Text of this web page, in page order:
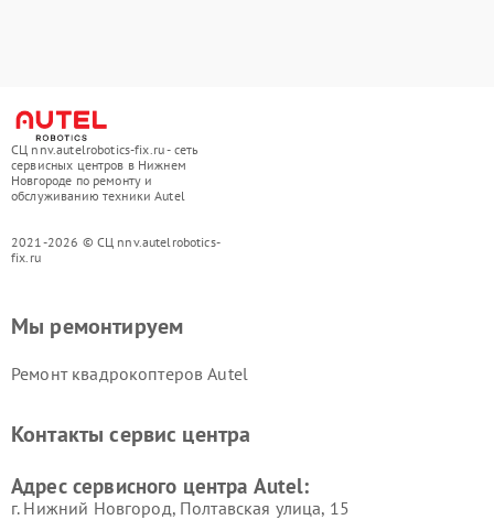
СЦ nnv.autelrobotics-fix.ru - сеть
сервисных центров в Нижнем
Новгороде по ремонту и
обслуживанию техники Autel
2021-2026 © СЦ nnv.autelrobotics-
fix.ru
Мы ремонтируем
Ремонт квадрокоптеров Autel
Контакты сервис центра
Адрес сервисного центра Autel:
г. Нижний Новгород, Полтавская улица, 15